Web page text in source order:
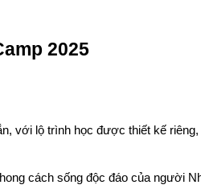
2025
với lộ trình học được thiết kế
cách sống độc đáo của người